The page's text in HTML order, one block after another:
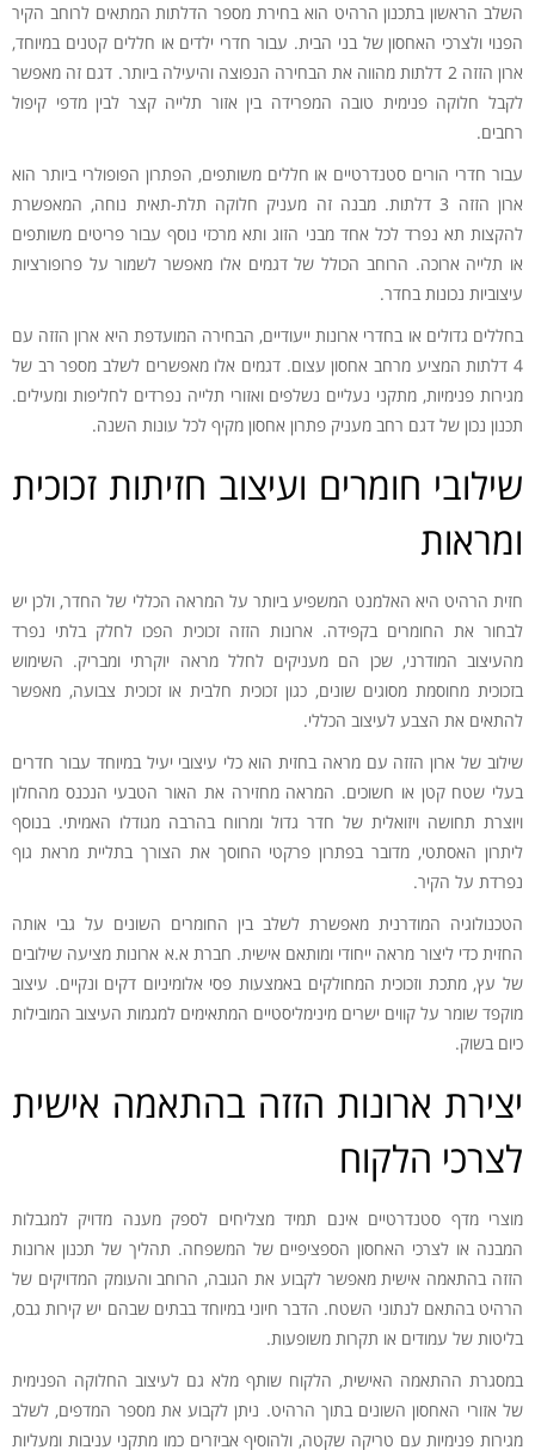
השלב הראשון בתכנון הרהיט הוא בחירת מספר הדלתות המתאים לרוחב הקיר
הפנוי ולצרכי האחסון של בני הבית. עבור חדרי ילדים או חללים קטנים במיוחד,
ארון הזזה 2 דלתות מהווה את הבחירה הנפוצה והיעילה ביותר. דגם זה מאפשר
לקבל חלוקה פנימית טובה המפרידה בין אזור תלייה קצר לבין מדפי קיפול
רחבים.
עבור חדרי הורים סטנדרטיים או חללים משותפים, הפתרון הפופולרי ביותר הוא
ארון הזזה 3 דלתות. מבנה זה מעניק חלוקה תלת-תאית נוחה, המאפשרת
להקצות תא נפרד לכל אחד מבני הזוג ותא מרכזי נוסף עבור פריטים משותפים
או תלייה ארוכה. הרוחב הכולל של דגמים אלו מאפשר לשמור על פרופורציות
עיצוביות נכונות בחדר.
בחללים גדולים או בחדרי ארונות ייעודיים, הבחירה המועדפת היא ארון הזזה עם
4 דלתות המציע מרחב אחסון עצום. דגמים אלו מאפשרים לשלב מספר רב של
מגירות פנימיות, מתקני נעליים נשלפים ואזורי תלייה נפרדים לחליפות ומעילים.
תכנון נכון של דגם רחב מעניק פתרון אחסון מקיף לכל עונות השנה.
שילובי חומרים ועיצוב חזיתות זכוכית
ומראות
חזית הרהיט היא האלמנט המשפיע ביותר על המראה הכללי של החדר, ולכן יש
לבחור את החומרים בקפידה. ארונות הזזה זכוכית הפכו לחלק בלתי נפרד
מהעיצוב המודרני, שכן הם מעניקים לחלל מראה יוקרתי ומבריק. השימוש
בזכוכית מחוסמת מסוגים שונים, כגון זכוכית חלבית או זכוכית צבועה, מאפשר
להתאים את הצבע לעיצוב הכללי.
שילוב של ארון הזזה עם מראה בחזית הוא כלי עיצובי יעיל במיוחד עבור חדרים
בעלי שטח קטן או חשוכים. המראה מחזירה את האור הטבעי הנכנס מהחלון
ויוצרת תחושה ויזואלית של חדר גדול ומרווח בהרבה מגודלו האמיתי. בנוסף
ליתרון האסתטי, מדובר בפתרון פרקטי החוסך את הצורך בתליית מראת גוף
נפרדת על הקיר.
הטכנולוגיה המודרנית מאפשרת לשלב בין החומרים השונים על גבי אותה
החזית כדי ליצור מראה ייחודי ומותאם אישית. חברת א.א ארונות מציעה שילובים
של עץ, מתכת וזכוכית המחולקים באמצעות פסי אלומיניום דקים ונקיים. עיצוב
מוקפד שומר על קווים ישרים מינימליסטיים המתאימים למגמות העיצוב המובילות
כיום בשוק.
יצירת ארונות הזזה בהתאמה אישית
לצרכי הלקוח
מוצרי מדף סטנדרטיים אינם תמיד מצליחים לספק מענה מדויק למגבלות
המבנה או לצרכי האחסון הספציפיים של המשפחה. תהליך של תכנון ארונות
הזזה בהתאמה אישית מאפשר לקבוע את הגובה, הרוחב והעומק המדויקים של
הרהיט בהתאם לנתוני השטח. הדבר חיוני במיוחד בבתים שבהם יש קירות גבס,
בליטות של עמודים או תקרות משופעות.
במסגרת ההתאמה האישית, הלקוח שותף מלא גם לעיצוב החלוקה הפנימית
של אזורי האחסון השונים בתוך הרהיט. ניתן לקבוע את מספר המדפים, לשלב
מגירות פנימיות עם טריקה שקטה, ולהוסיף אביזרים כמו מתקני עניבות ומעליות